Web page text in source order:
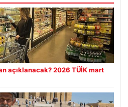
açıklanacak? 2026 TÜİK mart